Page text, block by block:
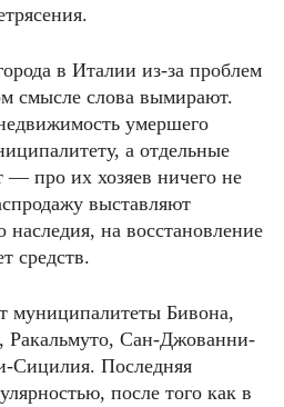
в Италии из-за проблем
смысле слова вымирают.
умершего
а отдельные
— про их хозяев ничего не
выставляют
наследия, на восстановление
средств.
муниципалитеты Бивона,
Ракальмуто, Сан-Джованни-
Сицилия. Последняя
после того как в